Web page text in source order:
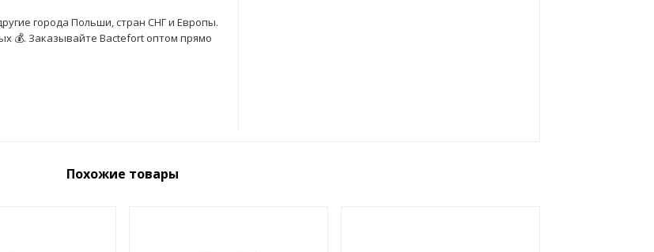
города Польши, стран СНГ и Европы.
💰. Заказывайте Bactefort оптом прямо
Похожие товары